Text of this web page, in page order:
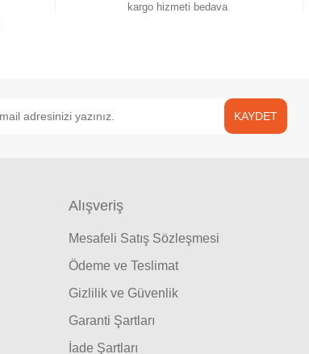
kargo hizmeti bedava
KAYDET
Alışveriş
Mesafeli Satış Sözleşmesi
Ödeme ve Teslimat
Gizlilik ve Güvenlik
Garanti Şartları
İade Şartları